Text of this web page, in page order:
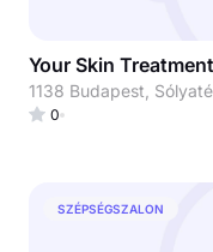
Your Skin Treatment
1138 Budapest,
0
SZÉPSÉGSZALON